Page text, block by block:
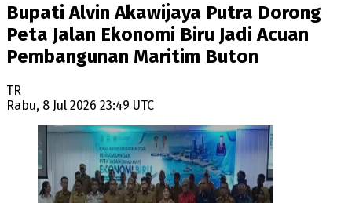
Bupati Alvin Akawijaya Putra Dorong
Peta Jalan Ekonomi Biru Jadi Acuan
Pembangunan Maritim Buton
TR
Rabu, 8 Jul 2026 23:49 UTC